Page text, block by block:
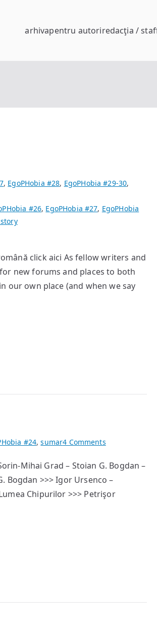
arhivapentru autoriredacţia /
, EgoPHobia #28, EgoPHobia #29-30,
#26, EgoPHobia #27, EgoPHobia
click aici As fellow writers and
new forums and places to both
our own place (and when we say
#24,sumar4 Commentson
#24
Mihai Grad – Stoian G. Bogdan –
Bogdan >>> Igor Ursenco –
Chipurilor >>> Petrişor